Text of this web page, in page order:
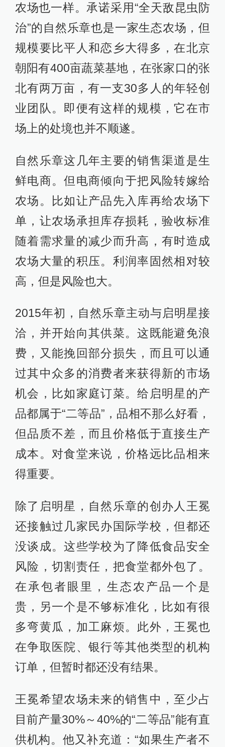
农场也一样。承诺采用“全天敌昆虫防
治”的自然乐章也是一家生态农场，但
规模要比平人和恋乡大得多，在北京
朝阳有400亩蔬菜基地，在张家口的张
北有两万亩，有一支30多人的年轻创
业团队。即便有这样的规模，它在市
场上的处境也并不顺遂。
自然乐章这几年主要的销售渠道是生
鲜电商。但电商倾向于把风险转嫁给
农场。比如让产品先入库再给农场下
单，让农场承担库存损耗，验收标准
随着需求量的减少而升高，有时造成
农场大量的积压。利润率固然相对较
高，但是风险也大。
2015年初，自然乐章主动与启明星接
洽，并开始向其供菜。这既能避免浪
费，又能挽回部分损失，而且可以通
过其中众多的消费者来获得新的市场
机会，比如家庭订菜。给启明星的产
品都属于“二等品”，品相不那么好看，
但品质不差，而且价格低于直接生产
成本。对食堂来说，价格远比品相来
得重要。
除了启明星，自然乐章的创办人王冕
还接触过几家民办国际学校，但都还
没谈成。这些学校为了降低食品安全
风险，切割责任，把食堂都外包了。
在承包者眼里，生态农产品一个是
贵，另一个是不够标准化，比如有很
多弯黄瓜，加工麻烦。此外，王冕也
在争取医院、银行等其他类型的机构
订单，但暂时都还没有结果。
王冕希望农场未来的销售中，至少占
目前产量30%～40%的“二等品”能有直
供机构。他又补充道：“如果生产者不